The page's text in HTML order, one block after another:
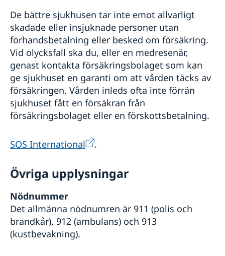
De bättre sjukhusen tar inte emot allvarligt
skadade eller insjuknade personer utan
förhandsbetalning eller besked om försäkring.
Vid olycksfall ska du, eller en medresenär,
genast kontakta försäkringsbolaget som kan
ge sjukhuset en garanti om att vården täcks av
försäkringen. Vården inleds ofta inte förrän
sjukhuset fått en försäkran från
försäkringsbolaget eller en förskottsbetalning.
SOS International .
Övriga upplysningar
Nödnummer
Det allmänna nödnumren är 911 (polis och
brandkår), 912 (ambulans) och 913
(kustbevakning).